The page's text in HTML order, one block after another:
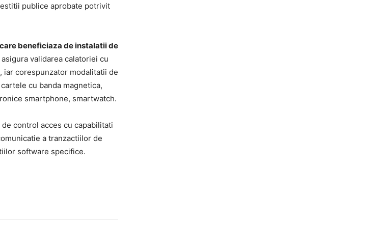
publice aprobate potrivit
beneficiaza de instalatii de
validarea calatoriei cu
corespunzator modalitatii de
cu banda magnetica,
smartphone, smartwatch.
control acces cu capabilitati
a tranzactiilor de
software specifice.